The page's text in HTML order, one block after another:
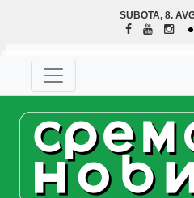
SUBOTA, 8.